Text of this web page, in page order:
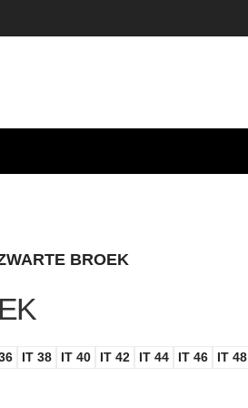
BROEK
IT 38 IT 40 IT 42 IT 44 IT 46 IT 48